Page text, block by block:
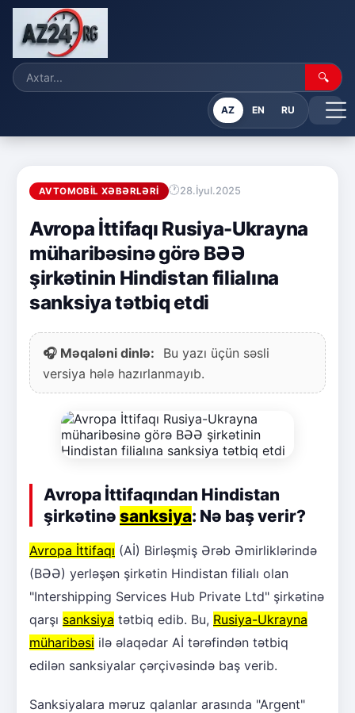
🔍
AZ EN RU
AVTOMOBIL XƏBƏRLƏRI 28.İyul.2025
Avropa İttifaqı Rusiya-Ukrayna
müharibəsinə görə BƏƏ
şirkətinin Hindistan filialına
sanksiya tətbiq etdi
🎧 Məqaləni dinlə:
Bu yazı üçün səsli
versiya hələ hazırlanmayıb.
Avropa İttifaqından Hindistan
şirkətinə sanksiya: Nə baş verir?
Avropa İttifaqı (Aİ) Birləşmiş Ərəb Əmirliklərində
(BƏƏ) yerləşən şirkətin Hindistan filialı olan
"Intershipping Services Hub Private Ltd" şirkətinə
qarşı sanksiya tətbiq edib. Bu, Rusiya-Ukrayna
müharibəsi ilə əlaqədar Aİ tərəfindən tətbiq
edilən sanksiyalar çərçivəsində baş verib.
Sanksiyalara məruz qalanlar arasında "Argent"